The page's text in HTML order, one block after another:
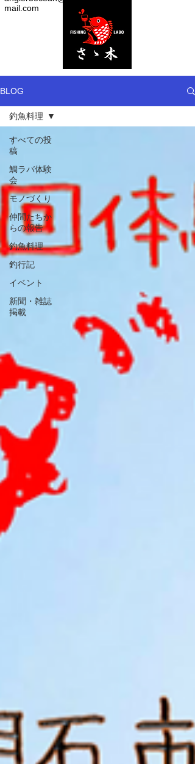
mail.com
BLOG
すべての投
稿
鯛ラバ体験
会
モノづくり
仲間たちか
らの報告
釣魚料理
釣行記
イベント
新聞・雑誌
掲載
釣魚料理